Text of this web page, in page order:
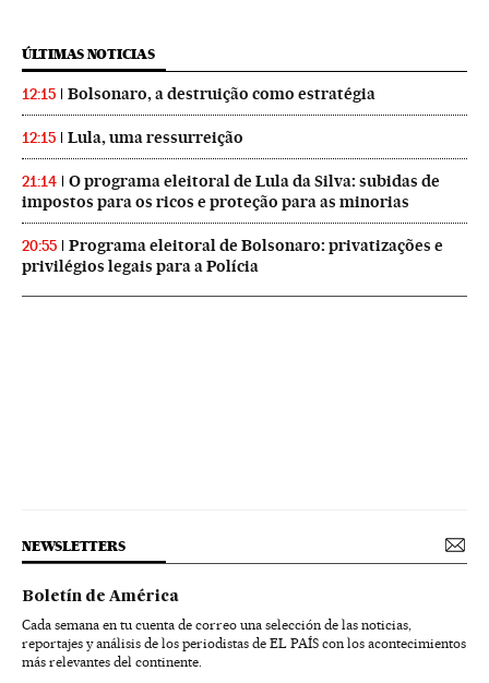
ÚLTIMAS NOTICIAS
12:15 Bolsonaro, a destruição como estratégia
12:15 Lula, uma ressurreição
21:14
O programa eleitoral de Lula da Silva: subidas de
impostos para os ricos e proteção para as minorias
20:55
Programa eleitoral de Bolsonaro: privatizações e
privilégios legais para a Polícia
NEWSLETTERS
Boletín de América
Cada semana en tu cuenta de correo una selección de las noticias,
reportajes y análisis de los periodistas de EL PAÍS con los acontecimientos
más relevantes del continente.